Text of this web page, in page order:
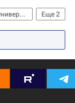
Еще2
Донской государственный технический университет